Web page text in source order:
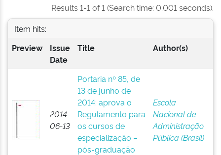
Results 1-1 of 1 (Search time: 0.001 seconds).
Item hits:
Preview
Issue
Date
Title Author(s)
2014-
06-13
Portaria nº 85, de
13 de junho de
2014: aprova o
Regulamento para
os cursos de
especialização –
pós-graduação
Escola
Nacional de
Administração
Pública (Brasil)